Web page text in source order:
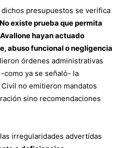
dichos presupuestos se verifica
existe prueba que permita
hayan actuado
abuso funcional o negligencia
órdenes administrativas
como ya se señaló- la
no emitieron mandatos
sino recomendaciones
irregularidades advertidas